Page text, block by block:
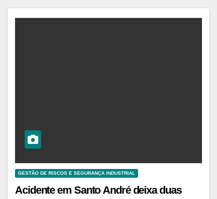
GESTÃO DE RISCOS E SEGURANÇA INDUSTRIAL
Acidente em Santo André deixa duas